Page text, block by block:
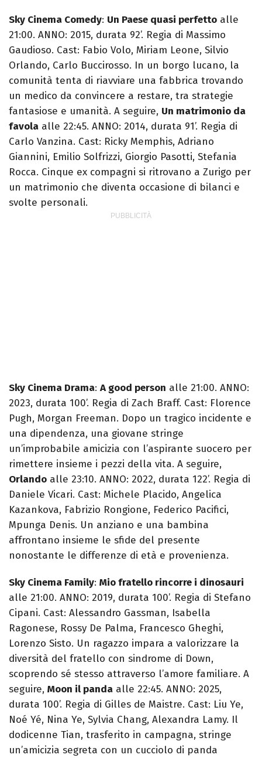
Sky Cinema Comedy: Un Paese quasi perfetto alle
21:00. ANNO: 2015, durata 92’. Regia di Massimo
Gaudioso. Cast: Fabio Volo, Miriam Leone, Silvio
Orlando, Carlo Buccirosso. In un borgo lucano, la
comunità tenta di riavviare una fabbrica trovando
un medico da convincere a restare, tra strategie
fantasiose e umanità. A seguire, Un matrimonio da
favola alle 22:45. ANNO: 2014, durata 91’. Regia di
Carlo Vanzina. Cast: Ricky Memphis, Adriano
Giannini, Emilio Solfrizzi, Giorgio Pasotti, Stefania
Rocca. Cinque ex compagni si ritrovano a Zurigo per
un matrimonio che diventa occasione di bilanci e
svolte personali.
Sky Cinema Drama: A good person alle 21:00. ANNO:
2023, durata 100’. Regia di Zach Braff. Cast: Florence
Pugh, Morgan Freeman. Dopo un tragico incidente e
una dipendenza, una giovane stringe
un’improbabile amicizia con l’aspirante suocero per
rimettere insieme i pezzi della vita. A seguire,
Orlando alle 23:10. ANNO: 2022, durata 122’. Regia di
Daniele Vicari. Cast: Michele Placido, Angelica
Kazankova, Fabrizio Rongione, Federico Pacifici,
Mpunga Denis. Un anziano e una bambina
affrontano insieme le sfide del presente
nonostante le differenze di età e provenienza.
Sky Cinema Family: Mio fratello rincorre i dinosauri
alle 21:00. ANNO: 2019, durata 100’. Regia di Stefano
Cipani. Cast: Alessandro Gassman, Isabella
Ragonese, Rossy De Palma, Francesco Gheghi,
Lorenzo Sisto. Un ragazzo impara a valorizzare la
diversità del fratello con sindrome di Down,
scoprendo sé stesso attraverso l’amore familiare. A
seguire, Moon il panda alle 22:45. ANNO: 2025,
durata 100’. Regia di Gilles de Maistre. Cast: Liu Ye,
Noé Yé, Nina Ye, Sylvia Chang, Alexandra Lamy. Il
dodicenne Tian, trasferito in campagna, stringe
un’amicizia segreta con un cucciolo di panda